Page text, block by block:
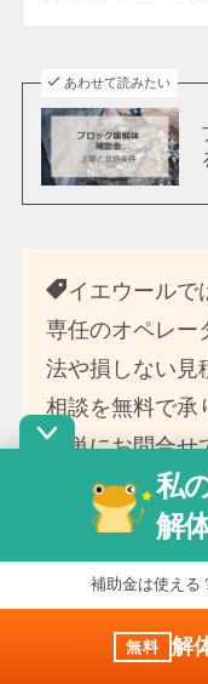
あわせて読みたい
イエウールで
専任のオペレー
法や損しない見
相談を無料で承
簡単にお問合せ
体的にご検討中
私の家の解体
私
解
補助金は使える
無料 解